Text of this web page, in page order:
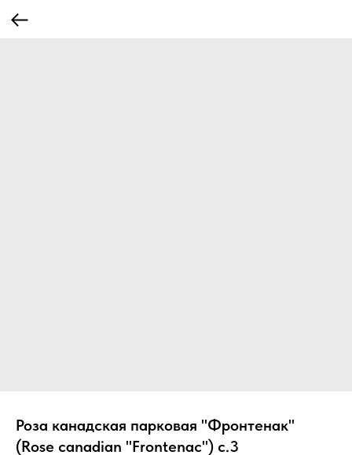
Роза канадская парковая "Фронтенак"
(Rose canadian "Frontenac") с.3